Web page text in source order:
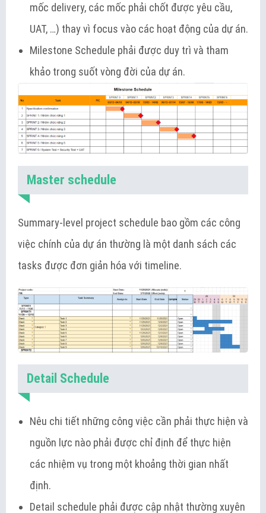
mốc delivery, các mốc phải chốt được yêu cầu,
UAT, …) thay vì focus vào các hoạt động của dự án.
Milestone Schedule phải được duy trì và tham
khảo trong suốt vòng đời của dự án.
Master schedule
Summary-level project schedule bao gồm các công
việc chính của dự án thường là một danh sách các
tasks được đơn giản hóa với timeline.
Detail Schedule
Nêu chi tiết những công việc cần phải thực hiện và
nguồn lực nào phải được chỉ định để thực hiện
các nhiệm vụ trong một khoảng thời gian nhất
định.
Detail schedule phải được cập nhật thường xuyên